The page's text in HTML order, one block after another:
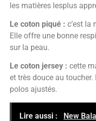
les matières lesplus
Le coton piqué : c’est la
Elle offre une bonne
sur la peau.
Le coton jersey : cette
et très douce au
polos ajustés.
Lire aussi :
New